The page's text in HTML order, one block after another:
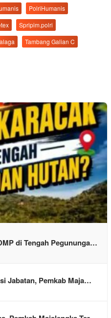
PolriHumanis
Spripim.polri
Tambang Galian C
di Tengah Pegununga…
Jabatan, Pemkab Maja…